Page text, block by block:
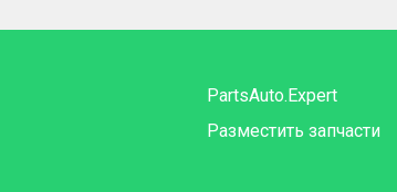
PartsAuto.Expert
Разместить запчасти